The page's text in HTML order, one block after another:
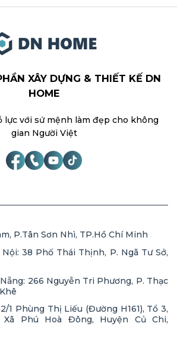
XÂY DỰNG & THIẾT KẾ DN
HOME
lực với sứ mệnh làm đẹp cho không
gian Người Việt
P.Tân Sơn Nhì, TP.Hồ Chí Minh
38 Phố Thái Thịnh, P. Ngã Tư Sở,
266 Nguyễn Tri Phương, P. Thạc
1 Phùng Thị Liếu (Đường H161), Tổ 3,
Phú Hoà Đông, Huyện Củ Chi,